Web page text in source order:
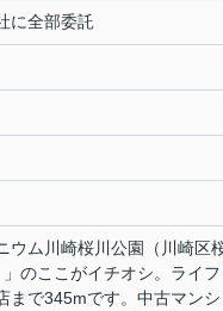
に全部委託
ウム川崎桜川公園（川崎区
」のここがイチオシ。ライ
まで345mです。中古マン